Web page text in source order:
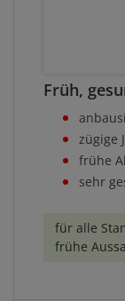
Früh,
zügige
frühe
sehr
für alle
frühe